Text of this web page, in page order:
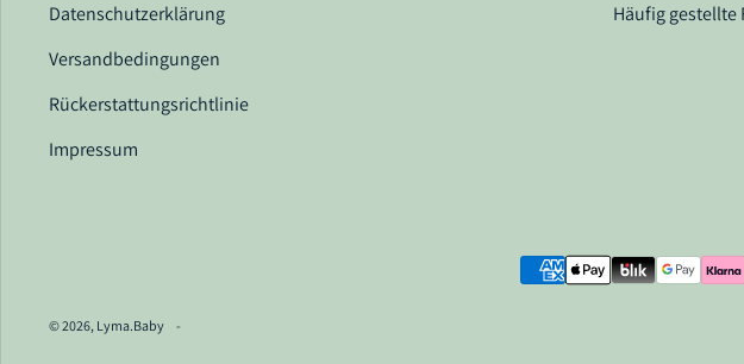
Datenschutzerklärung
Versandbedingungen
Rückerstattungsrichtlinie
Impressum
Häufig gestellte
Zahlungsarten
© 2026, Lyma.Baby -